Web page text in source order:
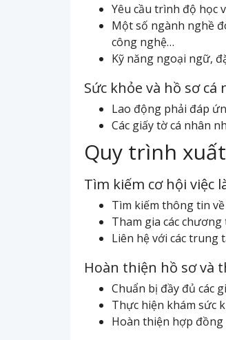
Yêu cầu trình độ học
Một số ngành nghề
công nghệ…
Kỹ năng ngoại ngữ,
Sức khỏe và hồ sơ cá
Lao động phải đáp
Các giấy tờ cá nhân
Quy trình
Tìm kiếm cơ hội việc
Tìm kiếm thông tin
Tham gia các
Liên hệ với các trung
Hoàn thiện hồ sơ và
Chuẩn bị đầy đủ các
Thực hiện khám sức
Hoàn thiện hợp đồng